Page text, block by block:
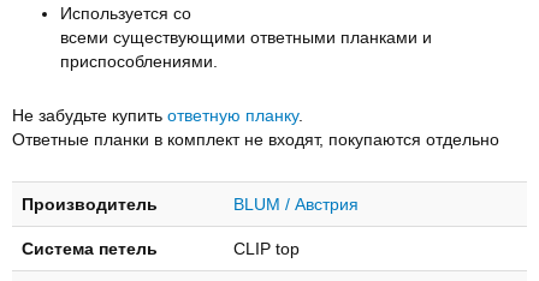
Используется со
всеми существующими ответными планками и
приспособлениями.
Не забудьте купить ответную планку.
Ответные планки в комплект не входят, покупаются отдельно
Производитель BLUM / Австрия
Система петель CLIP top